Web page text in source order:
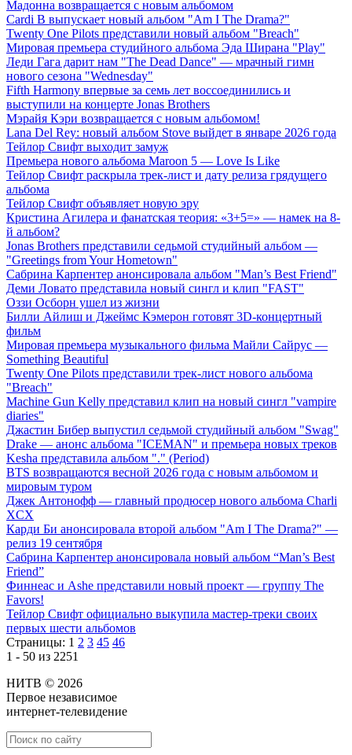
Мадонна возвращается с новым альбомом
Cardi B выпускает новый альбом "Am I The Drama?"
Twenty One Pilots представили новый альбом "Breach"
Мировая премьера студийного альбома Эда Ширана "Play"
Леди Гага дарит нам "The Dead Dance" — мрачный гимн
нового сезона "Wednesday"
Fifth Harmony впервые за семь лет воссоединились и
выступили на концерте Jonas Brothers
Мэрайя Кэри возвращается с новым альбомом!
Lana Del Rey: новый альбом Stove выйдет в январе 2026 года
Тейлор Свифт выходит замуж
Премьера нового альбома Maroon 5 — Love Is Like
Тейлор Свифт раскрыла трек-лист и дату релиза грядущего
альбома
Тейлор Свифт объявляет новую эру
Кристина Агилера и фанатская теория: «3+5=» — намек на 8-
й альбом?
Jonas Brothers представили седьмой студийный альбом —
"Greetings from Your Hometown"
Сабрина Карпентер анонсировала альбом "Man’s Best Friend"
Деми Ловато представила новый сингл и клип "FAST"
Оззи Осборн ушел из жизни
Билли Айлиш и Джеймс Кэмерон готовят 3D-концертный
фильм
Мировая премьера музыкального фильма Майли Сайрус —
Something Beautiful
Twenty One Pilots представили трек-лист нового альбома
"Breach"
Machine Gun Kelly представил клип на новый сингл "vampire
diaries"
Джастин Бибер выпустил седьмой студийный альбом "Swag"
Drake — анонс альбома "ICEMAN" и премьера новых треков
Kesha представила альбом "." (Period)
BTS возвращаются весной 2026 года с новым альбомом и
мировым туром
Джек Антонофф — главный продюсер нового альбома Charli
XCX
Карди Би анонсировала второй альбом "Am I The Drama?" —
релиз 19 сентября
Сабрина Карпентер анонсировала новый альбом “Man’s Best
Friend”
Финнеас и Ashe представили новый проект — группу The
Favors!
Тейлор Свифт официально выкупила мастер-треки своих
первых шести альбомов
Страницы: 1 2 3 45 46
1 - 50 из 2251
НИТВ © 2026
Первое независимое
интернет-телевидение